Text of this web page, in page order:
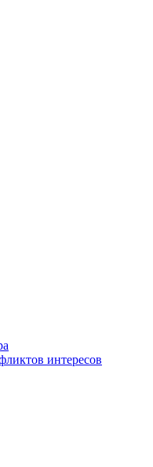
интересов